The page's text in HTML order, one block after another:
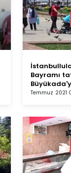
Bayramı
Temmuz 2021